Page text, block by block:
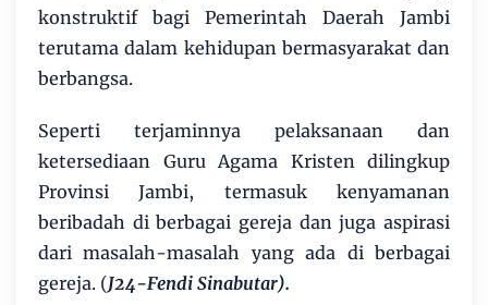
konstruktif bagi Pemerintah Daerah Jambi
terutama dalam kehidupan bermasyarakat dan
berbangsa.
Seperti terjaminnya pelaksanaan dan
ketersediaan Guru Agama Kristen dilingkup
Provinsi Jambi, termasuk kenyamanan
beribadah di berbagai gereja dan juga aspirasi
dari masalah-masalah yang ada di berbagai
gereja. (J24-Fendi Sinabutar).